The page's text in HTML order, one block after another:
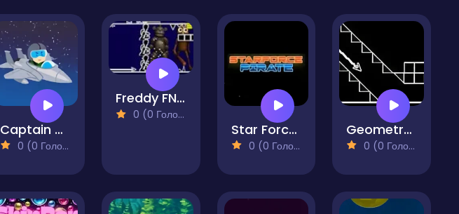
Captain Space
0 (0 Голосів)
Freddy FNAF Space Waves
0 (0 Голосів)
Star Force Pirate
0 (0 Голосів)
Geometry Waves
0 (0 Голосів)